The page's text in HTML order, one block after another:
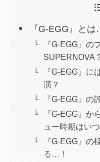
『G-EGG』とは
『G-EGG』の
SUPERNOVA
『G-EGG』に
演？
『G-EGG』の
『G-EGG』
ュー時期はい
『G-EGG』の
る…！